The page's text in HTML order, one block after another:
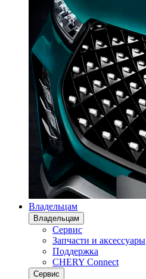
Владельцам
Владельцам
Сервис
Запчасти и аксессуары
Поддержка
CHERY Connect
Сервис